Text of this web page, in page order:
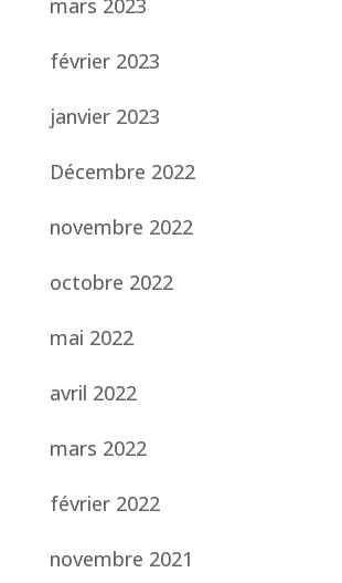
mars 2023
février 2023
janvier 2023
Décembre 2022
novembre 2022
octobre 2022
mai 2022
avril 2022
mars 2022
février 2022
novembre 2021